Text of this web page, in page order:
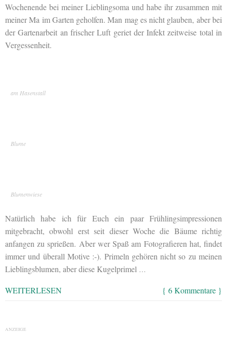
Wochenende bei meiner Lieblingsoma und habe ihr zusammen mit
meiner Ma im Garten geholfen. Man mag es nicht glauben, aber bei
der Gartenarbeit an frischer Luft geriet der Infekt zeitweise total in
Vergessenheit.
am Hasenstall
Blume
Blumenwiese
Natürlich habe ich für Euch ein paar Frühlingsimpressionen
mitgebracht, obwohl erst seit dieser Woche die Bäume richtig
anfangen zu sprießen. Aber wer Spaß am Fotografieren hat, findet
immer und überall Motive :-). Primeln gehören nicht so zu meinen
Lieblingsblumen, aber diese Kugelprimel …
WEITERLESEN { 6 Kommentare }
ANZEIGE